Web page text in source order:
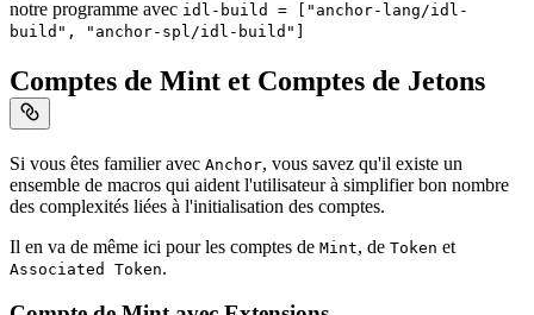
notre programme avec idl-build = ["anchor-lang/idl-
build", "anchor-spl/idl-build"]
Comptes de Mint et Comptes de Jetons
Si vous êtes familier avec Anchor, vous savez qu'il existe un
ensemble de macros qui aident l'utilisateur à simplifier bon nombre
des complexités liées à l'initialisation des comptes.
Il en va de même ici pour les comptes de Mint, de Token et
Associated Token.